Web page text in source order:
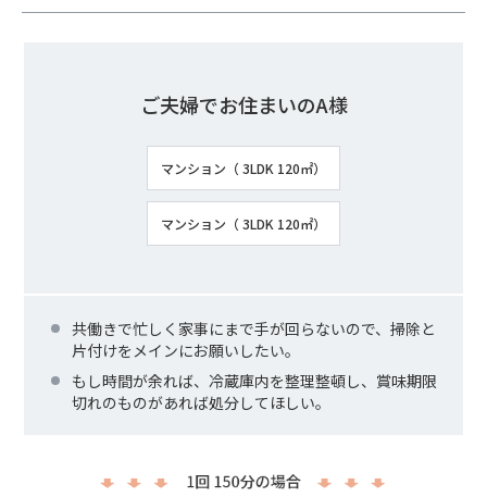
ご夫婦でお住まいのA様
マンション（ 3LDK 120㎡）
マンション（ 3LDK 120㎡）
共働きで忙しく家事にまで手が回らないので、掃除と
片付けをメインにお願いしたい。
もし時間が余れば、冷蔵庫内を整理整頓し、賞味期限
切れのものがあれば処分してほしい。